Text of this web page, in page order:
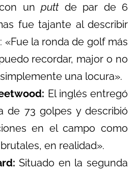
con unputtde par de 6
fue tajante al describir
«Fue la ronda de golf más
recordar, major o no
una locura».
El inglés entregó
de 73 golpes y describió
en el campo como
en realidad».
Situado en la segunda